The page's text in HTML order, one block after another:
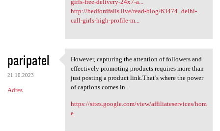
girls-free-delivery-24x7-a...
http://bedfordfalls.live/read-blog/63474_delhi-
call-girls-high-profile-m...
paripatel
21.10.2023
Adres
However, capturing the
However, capturing the attention of followers and
effectively promoting products requires more than
just posting a product link.That’s where the power
of captions comes in.
https://sites.google.com/view/affiliateservices/hom
e